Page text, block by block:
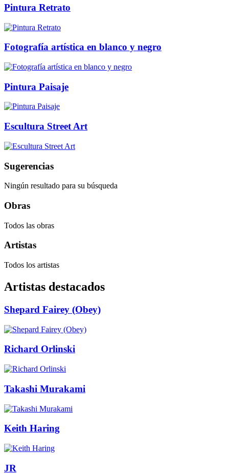
Pintura Retrato
Fotografía artística en blanco y negro
Pintura Paisaje
Escultura Street Art
Sugerencias
Ningún resultado para su búsqueda
Obras
Todos las obras
Artistas
Todos los artistas
Artistas destacados
Shepard Fairey (Obey)
Richard Orlinski
Takashi Murakami
Keith Haring
JR